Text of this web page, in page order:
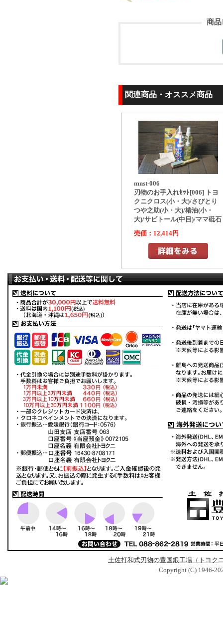
商品
関連商品・オススメ商品
mnst-006
刃物のお手入れｾｯﾄ[006] トヨ
クニクロス(小・大)/さびとり
つや之助(小・大)/椿油(小・
大)/サビトール(中目)/ママ砥石
売価：12,414円
土佐打和式刃物の豊国鍛工場（トヨク
Copyright (C) 1946-